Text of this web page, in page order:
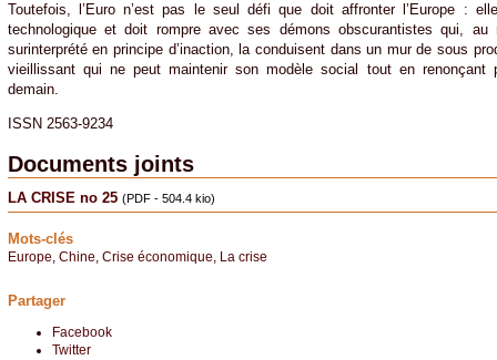
Toutefois, l’Euro n’est pas le seul défi que doit affronter l’Europe :
technologique et doit rompre avec ses démons obscurantistes qui, au
surinterprété en principe d’inaction, la conduisent dans un mur de sous
vieillissant qui ne peut maintenir son modèle social tout en renonçant
demain.
ISSN 2563-9234
Documents joints
LA CRISE no 25 (PDF - 504.4 kio)
Mots-clés
Europe Chine Crise économique La crise
Partager
Facebook
Twitter